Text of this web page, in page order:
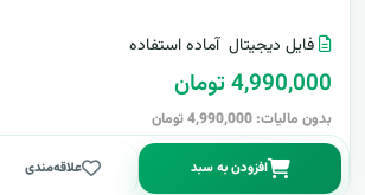
فایل دیجیتال آماده استفاده
4,990,000 تومان
بدون مالیات: 4,990,000 تومان
افزودن به سبد علاقه‌مندی